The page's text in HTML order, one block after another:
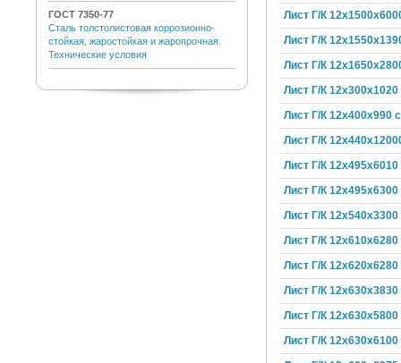
ГОСТ 7350-77
Сталь толстолистовая коррозионно-
стойкая, жаростойкая и жаропрочная.
Технические условия
Лист Г/К
Лист Г/К
Лист Г/К
Лист Г/К 12х300х1020
Лист Г/К 12х400х990
Лист Г/К
Лист Г/К 12х495х6010
Лист Г/К 12х495х6300
Лист Г/К 12х540х3300
Лист Г/К 12х610х6280
Лист Г/К 12х620х6280
Лист Г/К 12х630х3830
Лист Г/К 12х630х5800
Лист Г/К 12х630х6100